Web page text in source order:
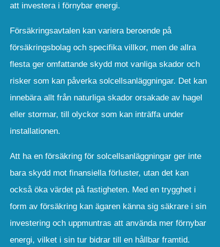
att investera i förnybar energi.
Försäkringsavtalen kan variera beroende på
försäkringsbolag och specifika villkor, men de allra
flesta ger omfattande skydd mot vanliga skador och
risker som kan påverka solcellsanläggningar. Det kan
innebära allt från naturliga skador orsakade av hagel
eller stormar, till olyckor som kan inträffa under
installationen.
Att ha en försäkring för solcellsanläggningar ger inte
bara skydd mot finansiella förluster, utan det kan
också öka värdet på fastigheten. Med en trygghet i
form av försäkring kan ägaren känna sig säkrare i sin
investering och uppmuntras att använda mer förnybar
energi, vilket i sin tur bidrar till en hållbar framtid.